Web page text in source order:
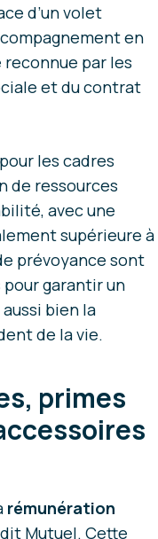
d’un volet
en
reconnue par les
et du contrat
pour les cadres
de ressources
avec une
supérieure à
prévoyance sont
garantir un
bien la
de la vie.
primes
rémunération
Mutuel. Cette